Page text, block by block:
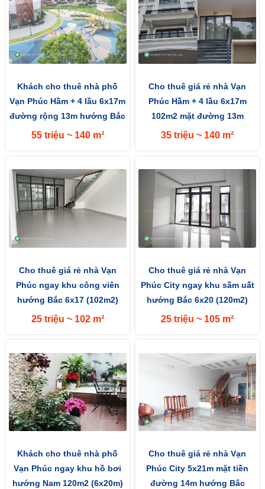
Khách cho thuê nhà phố
Vạn Phúc Hầm + 4 lầu 6x17m
đường rộng 13m hướng Bắc
55 triệu ~ 140 m²
Cho thuê giá rẻ nhà Vạn
Phúc Hầm + 4 lầu 6x17m
102m2 mặt đường 13m
hướng Bắc
35 triệu ~ 140 m²
Cho thuê giá rẻ nhà Vạn
Phúc ngay khu công viên
hướng Bắc 6x17 (102m2)
mặt tiền đường 13m
25 triệu ~ 102 m²
Cho thuê giá rẻ nhà Vạn
Phúc City ngay khu sầm uất
hướng Bắc 6x20 (120m2)
25 triệu ~ 105 m²
Khách cho thuê nhà phố
Vạn Phúc ngay khu hồ bơi
hướng Nam 120m2 (6x20m)
Cho thuê giá rẻ nhà Vạn
Phúc City 5x21m mặt tiền
đường 14m hướng Bắc